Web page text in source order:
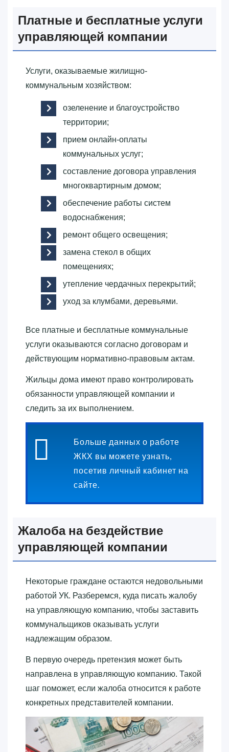
Платные и бесплатные услуги
управляющей компании
Услуги, оказываемые жилищно-
коммунальным хозяйством:
озеленение и благоустройство
территории;
прием онлайн-оплаты
коммунальных услуг;
составление договора управления
многоквартирным домом;
обеспечение работы систем
водоснабжения;
ремонт общего освещения;
замена стекол в общих
помещениях;
утепление чердачных перекрытий;
уход за клумбами, деревьями.
Все платные и бесплатные коммунальные
услуги оказываются согласно договорам и
действующим нормативно-правовым актам.
Жильцы дома имеют право контролировать
обязанности управляющей компании и
следить за их выполнением.
Больше данных о работе
ЖКХ вы можете узнать,
посетив личный кабинет на
сайте.
Жалоба на бездействие
управляющей компании
Некоторые граждане остаются недовольными
работой УК. Разберемся, куда писать жалобу
на управляющую компанию, чтобы заставить
коммунальщиков оказывать услуги
надлежащим образом.
В первую очередь претензия может быть
направлена в управляющую компанию. Такой
шаг поможет, если жалоба относится к работе
конкретных представителей компании.